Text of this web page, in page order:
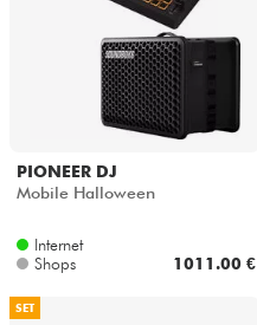
Drums
Blasinstrumente
Violinen & Quartett
Kinder
Kabel & Zubehöre
PIONEER DJ
Mobile Halloween
Internet
Shops
1011.00 €
SET